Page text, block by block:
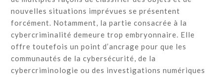
nouvelles situations imprévues se présentent
forcément. Notamment, la partie consacrée à la
cybercriminalité demeure trop embryonnaire. Elle
offre toutefois un point d’ancrage pour que les
communautés de la cybersécurité, de la
cybercriminologie ou des investigations numériques